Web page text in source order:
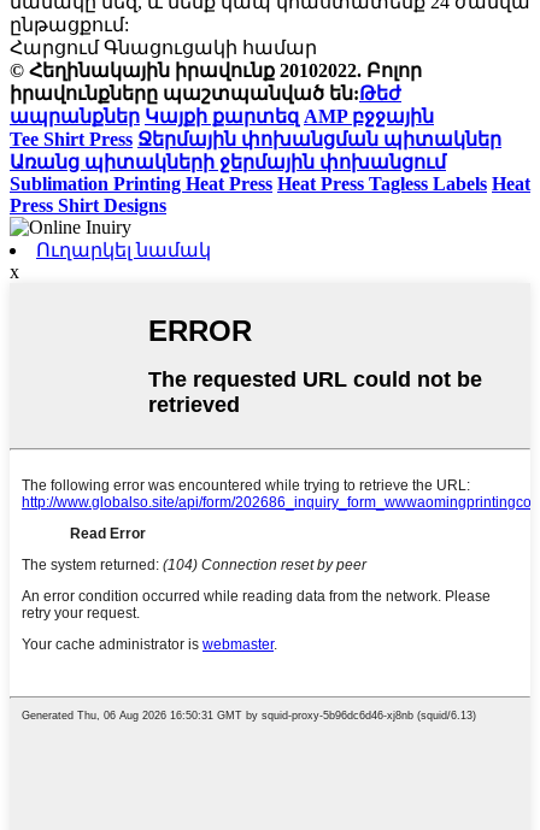
ընթացքում:
Հարցում Գնացուցակի համար
© Հեղինակային իրավունք 20102022. Բոլոր
իրավունքները պաշտպանված են:Թեժ
ապրանքներ Կայքի քարտեզ AMP բջջային
Tee Shirt Press Ջերմային փոխանցման պիտակներ
Առանց պիտակների ջերմային փոխանցում
Sublimation Printing Heat Press Heat Press Tagless Labels Heat
Press Shirt Designs
Ուղարկել նամակ
x